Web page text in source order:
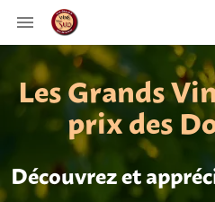

Les Grands
prix des
Découvrez et